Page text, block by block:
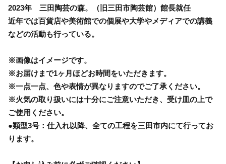
2023年 三田陶芸の森。（旧三田市陶芸館）館長就任
近年では百貨店や美術館での個展や大学やメディアでの講義
などの活動も行っている。
※画像はイメージです。
※お届けまで1ヶ月ほどお時間をいただきます。
※一点一点、色や表情が異なりますのでご了承ください。
※火気の取り扱いには十分にご注意いただき、受け皿の上で
ご使用ください。
●類型3号：仕入れ以降、全ての工程を三田市内にて行ってお
ります。